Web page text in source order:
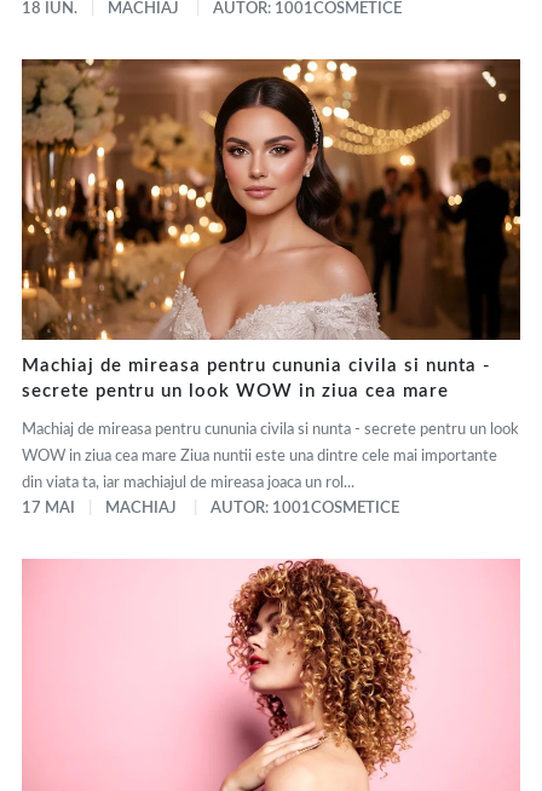
18 IUN.
MACHIAJ AUTOR: 1001COSMETICE
Machiaj de mireasa pentru cununia civila si nunta -
secrete pentru un look WOW in ziua cea mare
Machiaj de mireasa pentru cununia civila si nunta - secrete pentru un look
WOW in ziua cea mare Ziua nuntii este una dintre cele mai importante
din viata ta, iar machiajul de mireasa joaca un rol...
17 MAI
MACHIAJ AUTOR: 1001COSMETICE